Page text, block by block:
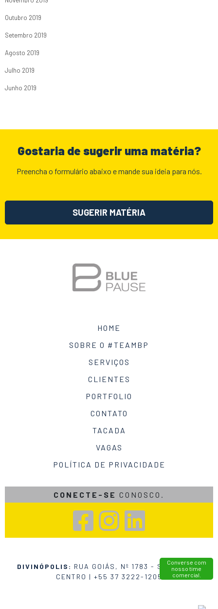
Outubro 2019
Setembro 2019
Agosto 2019
Julho 2019
Junho 2019
Gostaria de sugerir uma matéria?
Preencha o formulário abaixo e mande sua ideia para nós.
SUGERIR MATÉRIA
HOME
SOBRE O #TEAMBP
SERVIÇOS
CLIENTES
PORTFOLIO
CONTATO
TACADA
VAGAS
POLÍTICA DE PRIVACIDADE
CONECTE-SE CONOSCO.
DIVINÓPOLIS: RUA GOIÁS, Nº 1783 - SALA 402 •
CENTRO | +55 37 3222-1205
Converse com
nosso time
comercial.